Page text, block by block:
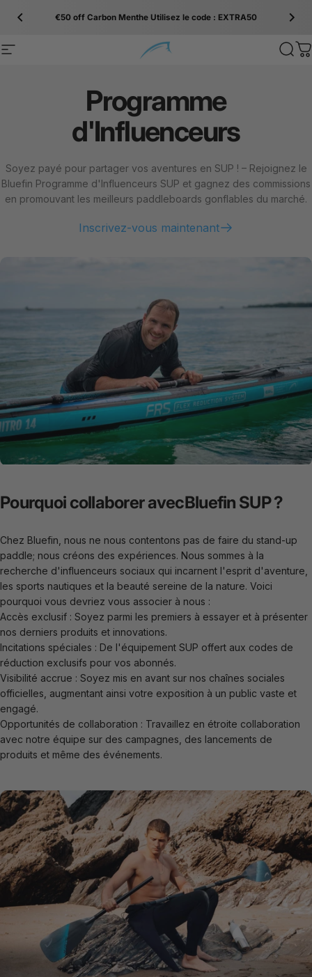
€50 off Carbon Menthe Utilisez le code : EXTRA50
Site navigation Bluefin SUP
Programme
d'Influenceurs
Soyez payé pour partager vos aventures en SUP ! – Rejoignez le
Bluefin Programme d'Influenceurs SUP et gagnez des commissions
en promouvant les meilleurs paddleboards gonflables du marché.
Inscrivez-vous maintenant
Pourquoi collaboreravecBluefin SUP?
Chez Bluefin , nous ne nous contentons pas de faire du stand-up
paddle; nous créons des expériences. Nous sommes à la
recherche d'influenceurs sociaux qui incarnent l'esprit d'aventure,
les sports nautiques et la beauté sereine de la nature. Voici
pourquoi vous devriez vous associer à nous :
Accès exclusif : Soyez parmi les premiers à essayer et à présenter
nos derniers produits et innovations.
Incitations spéciales : De l'équipement SUP offert aux codes de
réduction exclusifs pour vos abonnés.
Visibilité accrue : Soyez mis en avant sur nos chaînes sociales
officielles, augmentant ainsi votre exposition à un public vaste et
engagé.
Opportunités de collaboration : Travaillez en étroite collaboration
avec notre équipe sur des campagnes, des lancements de
produits et même des événements.